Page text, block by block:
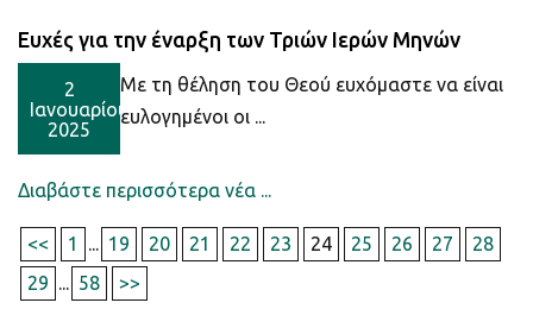
Ευχές για την έναρξη των Τριών Ιερών Μηνών
2
Ιανουαρίου
2025
Με τη θέληση του Θεού ευχόμαστε να είναι
ευλογημένοι οι ...
Διαβάστε περισσότερα νέα ...
<< 1 ... 19 20 21 22 23 24 25 26 27
28
29 ... 58 >>